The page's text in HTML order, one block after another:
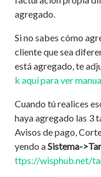
agregado.
Si no sabes cómo
cliente que sea
está agregado, te
k aquí para ver
Cuando tú realices
haya agregado las 3
Avisos de pago,
yendo aSistema-
ttps://wisphub.net/